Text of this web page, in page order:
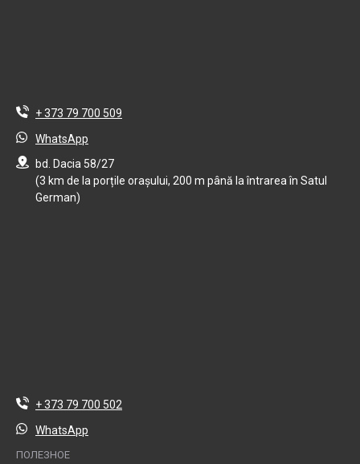
+ 373 79 700 509
WhatsApp
bd. Dacia 58/27
(3 km de la porțile orașului, 200 m până la întrarea în Satul
German)
+ 373 79 700 502
WhatsApp
ПОЛЕЗНОЕ